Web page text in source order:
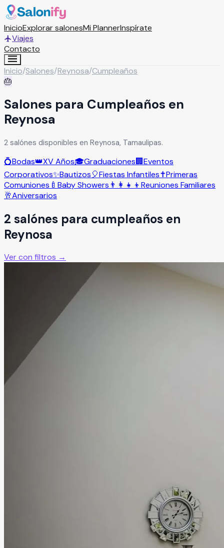
InicioExplorar salonesMi PlannerInspírate
Viajes
Contacto
Inicio/Salones/Reynosa/Cumpleaños
🎂
Salones para Cumpleaños en
Reynosa
2 salónes disponibles en Reynosa, Tamaulipas.
💍Bodas👑XV Años🎓Graduaciones🏢Eventos
Corporativos✨Bautizos🎈Fiestas Infantiles✝️Primeras
Comuniones 🍼 Baby Showers 👨‍👩‍👧‍👦 Reuniones Familiares
🥂Aniversarios
2 salónes para cumpleaños en
Reynosa
Ver con filtros →